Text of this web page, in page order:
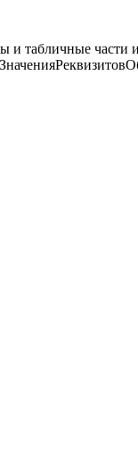
и табличные